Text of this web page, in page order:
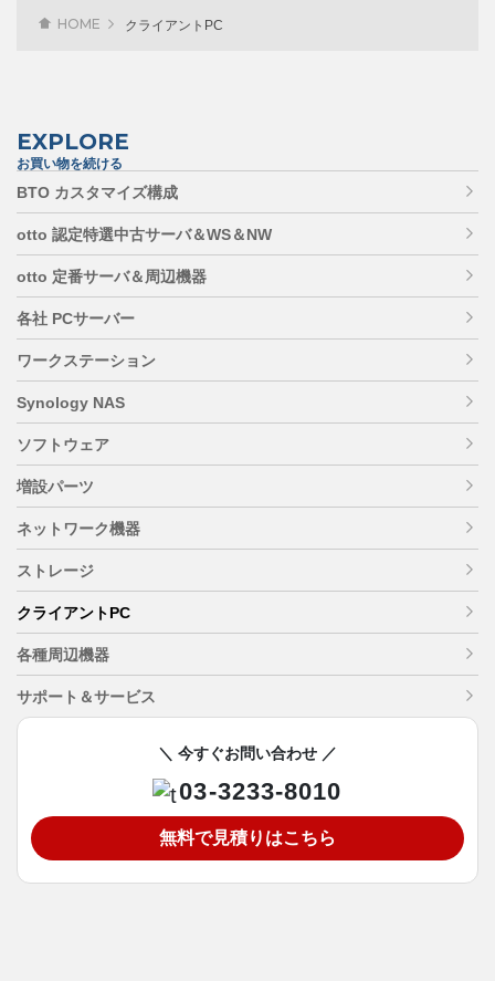
HOME クライアントPC
EXPLORE
お買い物を続ける
BTO カスタマイズ構成
otto 認定特選中古サーバ＆WS＆NW
otto 定番サーバ＆周辺機器
各社 PCサーバー
ワークステーション
Synology NAS
ソフトウェア
増設パーツ
ネットワーク機器
ストレージ
クライアントPC
各種周辺機器
サポート＆サービス
＼ 今すぐお問い合わせ ／
03-3233-8010
無料で見積りはこちら